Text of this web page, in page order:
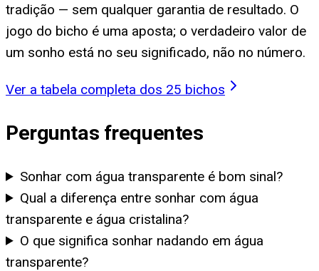
tradição — sem qualquer garantia de resultado. O
jogo do bicho é uma aposta; o verdadeiro valor de
um sonho está no seu significado, não no número.
Ver a tabela completa dos 25 bichos
Perguntas frequentes
Sonhar com água transparente é bom sinal?
Qual a diferença entre sonhar com água
transparente e água cristalina?
O que significa sonhar nadando em água
transparente?